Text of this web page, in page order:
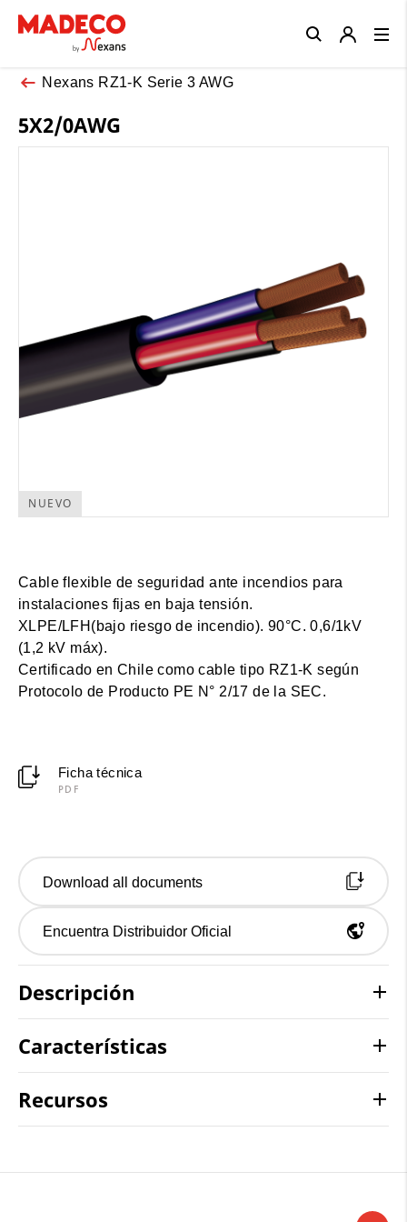
Nexans RZ1-K Serie 3 AWG
5X2/0AWG
NUEVO
Cable flexible de seguridad ante incendios para
instalaciones fijas en baja tensión.
XLPE/LFH(bajo riesgo de incendio). 90°C. 0,6/1kV
(1,2 kV máx).
Certificado en Chile como cable tipo RZ1-K según
Protocolo de Producto PE N° 2/17 de la SEC.
Ficha técnica
PDF
Download all documents
Encuentra Distribuidor Oficial
Descripción
Características
Recursos
Close